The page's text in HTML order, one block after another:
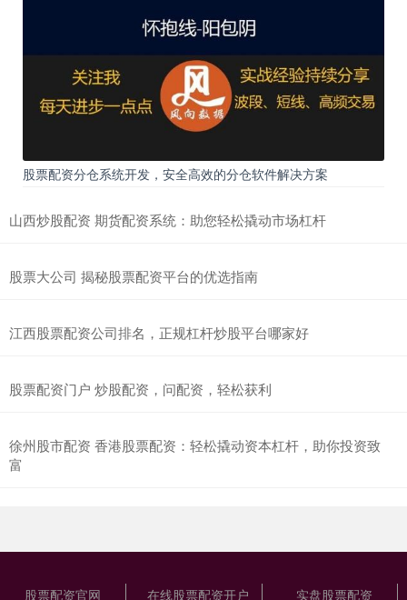
股票配资分仓系统开发，安全高效的分仓软件解决方案
山西炒股配资 期货配资系统：助您轻松撬动市场杠杆
股票大公司 揭秘股票配资平台的优选指南
江西股票配资公司排名，正规杠杆炒股平台哪家好
股票配资门户 炒股配资，问配资，轻松获利
徐州股市配资 香港股票配资：轻松撬动资本杠杆，助你投资致
富
股票配资官网 在线股票配资开户 实盘股票配资